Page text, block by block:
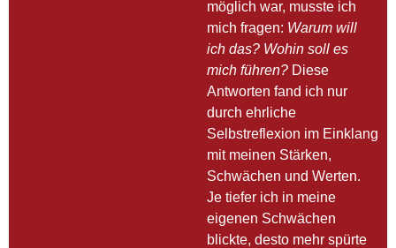
möglich war, musste ich
mich fragen: Warum will
ich das? Wohin soll es
mich führen? Diese
Antworten fand ich nur
durch ehrliche
Selbstreflexion im Einklang
mit meinen Stärken,
Schwächen und Werten.
Je tiefer ich in meine
eigenen Schwächen
blickte, desto mehr spürte